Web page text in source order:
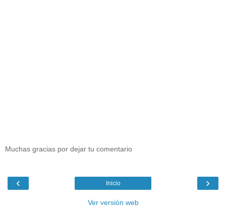
Muchas gracias por dejar tu comentario
‹ ›
Inicio
Ver versión web